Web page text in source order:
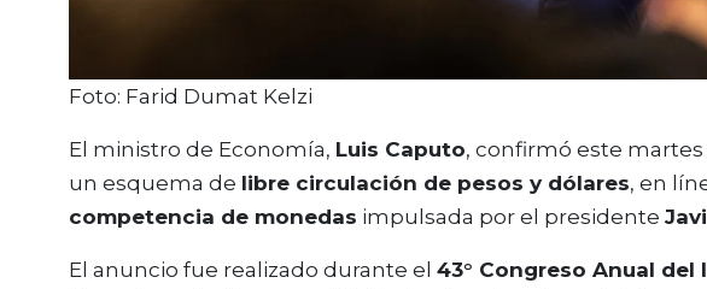
Foto: Farid Dumat Kelzi
El ministro de Economía, Luis Caputo, confirmó este martes
un esquema de libre circulación de pesos y dólares, en
competencia de monedas impulsada por el presidente
El anuncio fue realizado durante el 43° Congreso Anual